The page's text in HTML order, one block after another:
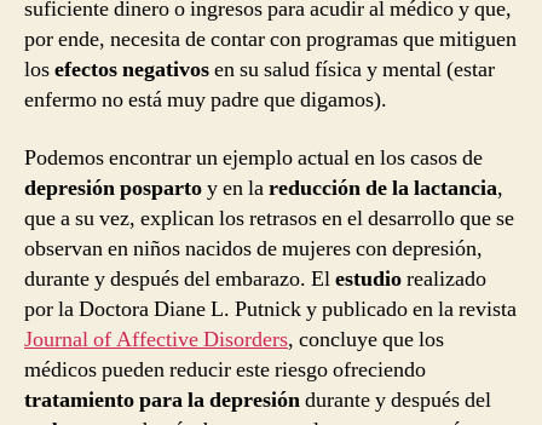
suficiente dinero o ingresos para acudir al médico y que,
por ende, necesita de contar con programas que mitiguen
losefectos negativosen su salud física y mental (estar
enfermo no está muy padre que digamos).
Podemos encontrar un ejemplo actual en los casos de
depresión pospartoy en lareducción de la lactancia,
que a su vez, explican los retrasos en el desarrollo que se
observan en niños nacidos de mujeres con depresión,
durante y después del embarazo. Elestudiorealizado
por la Doctora Diane L. Putnick y publicado en la revista
Journal of Affective Disorders, concluye que los
médicos pueden reducir este riesgo ofreciendo
tratamiento para la depresióndurante y después del